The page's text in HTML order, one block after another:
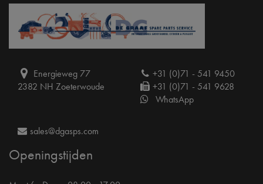
Energieweg 77
2382 NH Zoeterwoude
+31 (0)71 - 541 9450
+31 (0)71 - 541 9628
WhatsApp
sales@dgasps.com
Openingstijden